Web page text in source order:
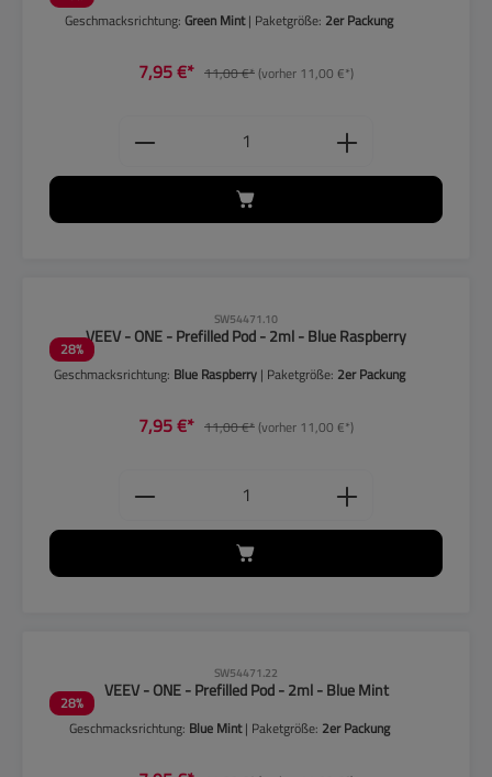
Geschmacksrichtung:Green Mint| Paketgröße: 2er Packung
7,95 €* 11,00 €*(vorher 11,00 €*)
Produkt Anzahl: Gib den
28%
SW54471.10
VEEV - ONE - Prefilled Pod - 2ml - Blue Raspberry
Geschmacksrichtung: Blue Raspberry | Paketgröße: 2er Packung
7,95 €* 11,00 €*(vorher 11,00 €*)
Produkt Anzahl: Gib den
28%
SW54471.22
VEEV - ONE - Prefilled Pod - 2ml - Blue Mint
Geschmacksrichtung: Blue Mint| Paketgröße: 2er Packung